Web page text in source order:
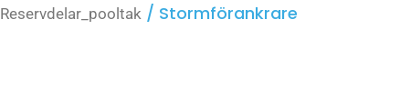
Reservdelar_pooltak/ Stormförankrare